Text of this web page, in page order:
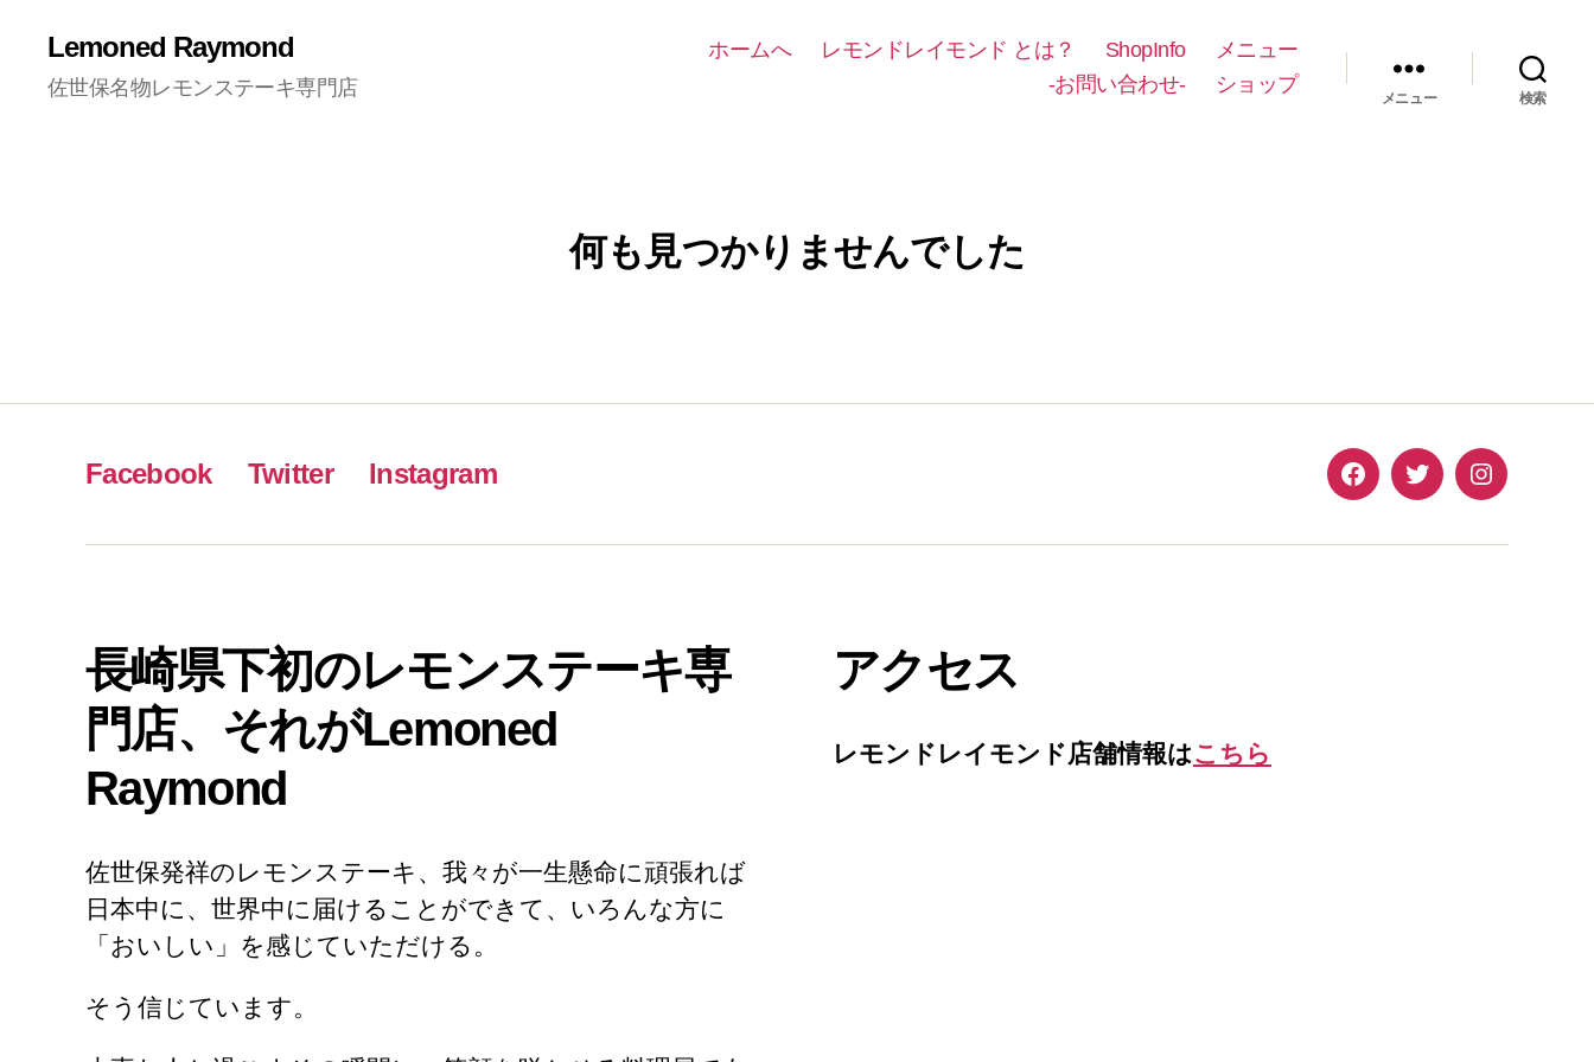
Lemoned Raymond
佐世保名物レモンステーキ専門店
ホームへ レモンドレイモンド とは？ ShopInfo
メニュー
-お問い合わせ-
ショップ
メニュー 検索
何も見つかりませんでした
Facebook Twitter Instagram FacebookTwitterInstagram
長崎県下初のレモンステーキ専
門店、それがLemoned
Raymond
佐世保発祥のレモンステーキ、我々が一生懸命に頑張れば
日本中に、世界中に届けることができて、いろんな方に
「おいしい」を感じていただける。
そう信じています。
アクセス
レモンドレイモンド店舗情報はこちら